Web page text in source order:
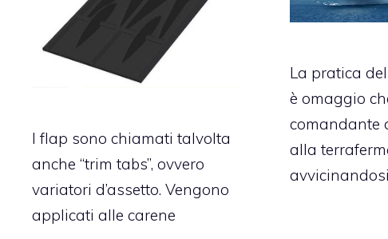
I flap sono chiamati talvolta
anche “trim tabs”, ovvero
variatori d’assetto. Vengono
applicati alle carene
La pratica
è omaggio
comandante
alla